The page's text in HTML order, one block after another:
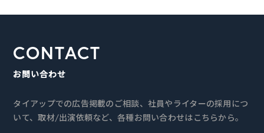
CONTACT
お問い合わせ
タイアップでの広告掲載のご相談、社員やライターの採用につ
いて、取材/出演依頼など、各種お問い合わせはこちらから。